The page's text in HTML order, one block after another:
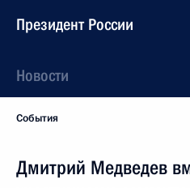
Президент России
Новости
События
Дмитрий Медведев